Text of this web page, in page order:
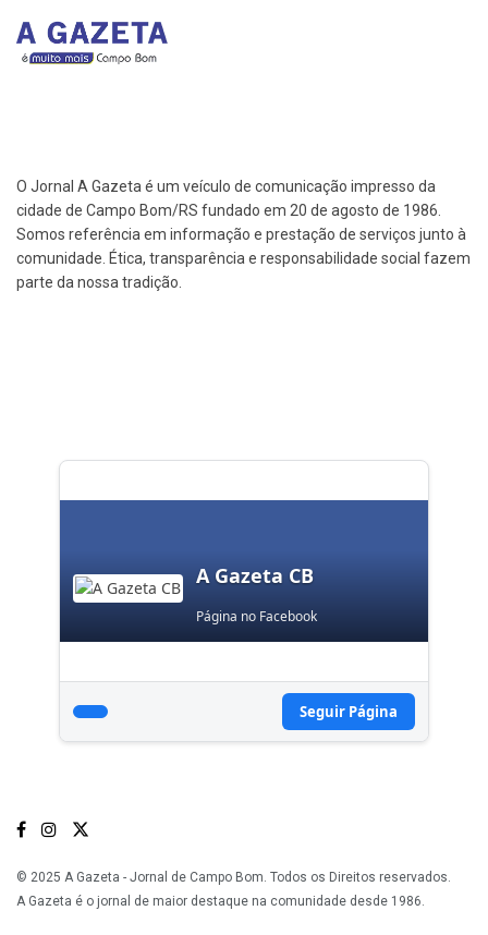
O Jornal A Gazeta é um veículo de comunicação impresso da
cidade de Campo Bom/RS fundado em 20 de agosto de 1986.
Somos referência em informação e prestação de serviços junto à
comunidade. Ética, transparência e responsabilidade social fazem
parte da nossa tradição.
A Gazeta CB
Página no Facebook
Seguir Página
© 2025 A Gazeta - Jornal de Campo Bom. Todos os Direitos reservados.
A Gazeta é o jornal de maior destaque na comunidade desde 1986.